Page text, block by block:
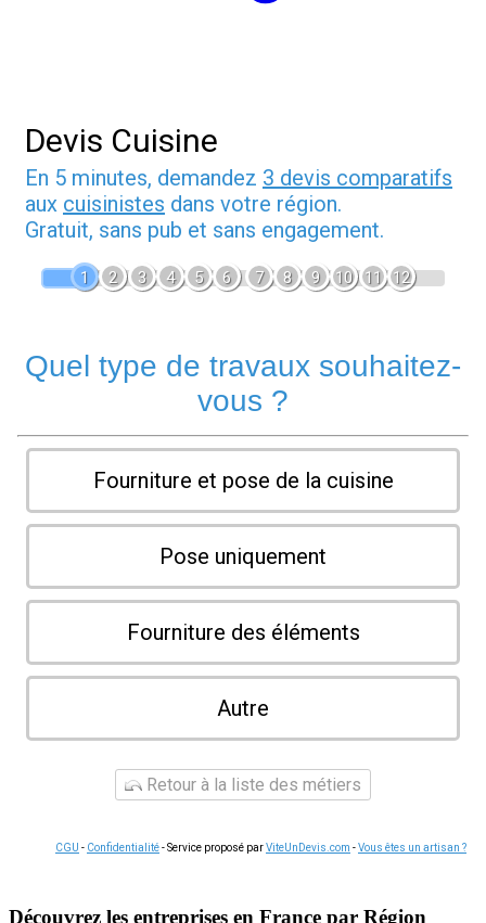
Devis Cuisine
En 5 minutes, demandez 3 devis comparatifs
aux cuisinistes dans votre région.
Gratuit, sans pub et sans engagement.
1 2 3 4 5 6 7 8 9 10 11 12
Quel type de travaux souhaitez-
vous ?
Fourniture et pose de la cuisine
Pose uniquement
Fourniture des éléments
Autre
Retour à la liste des métiers
CGU - Confidentialité- Service proposé parViteUnDevis.com -Vous êtes un artisan ?
Découvrez les entreprises en France par Région